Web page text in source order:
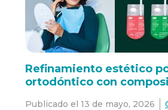
Refinamiento estético
ortodóntico con
3M™ Filtek™ Easy Match
Publicado el 13 de mayo, 2026